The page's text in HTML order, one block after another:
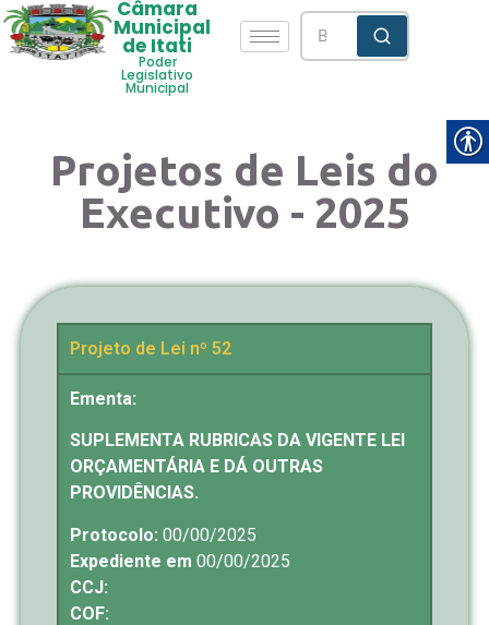
Câmara
Municipal
de Itati
Poder
Legislativo
Municipal
Projetos de Leis do
Executivo - 2025
Projeto de Lei nº 52
Ementa:
SUPLEMENTA RUBRICAS DA VIGENTE LEI
ORÇAMENTÁRIA E DÁ OUTRAS
PROVIDÊNCIAS.
Protocolo: 00/00/2025
Expediente em 00/00/2025
CCJ:
COF: